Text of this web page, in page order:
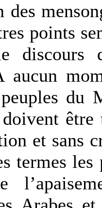
des
points
discours
aucun
du
et sans
termes